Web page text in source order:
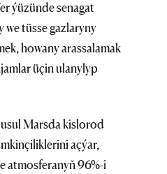
ýüzünde senagat
we tüsse gazlaryny
howany arassalamak
üçin ulanylyp
usul Marsda kislorod
açýar,
atmosferanyň 96%-i